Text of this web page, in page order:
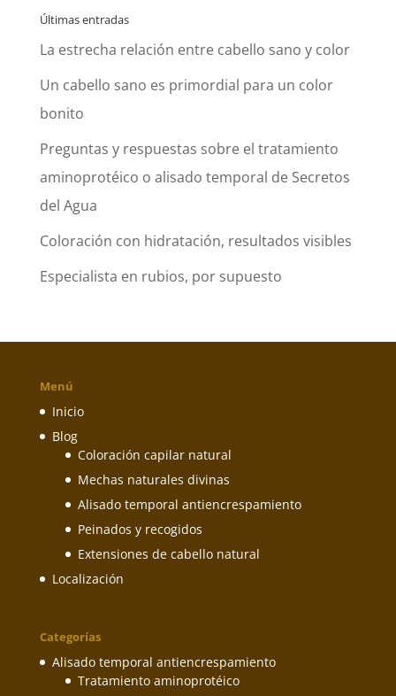
Últimas entradas
La estrecha relación entre cabello sano y color
Un cabello sano es primordial para un color
bonito
Preguntas y respuestas sobre el tratamiento
aminoprotéico o alisado temporal de Secretos
del Agua
Coloración con hidratación, resultados visibles
Especialista en rubios, por supuesto
Menú
Inicio
Blog
Coloración capilar natural
Mechas naturales divinas
Alisado temporal antiencrespamiento
Peinados y recogidos
Extensiones de cabello natural
Localización
Categorías
Alisado temporal antiencrespamiento
Tratamiento aminoprotéico